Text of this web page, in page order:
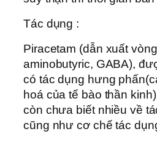
Tác dụng :
Piracetam (dẫn xuất
aminobutyric, GABA),
có tác dụng hưng
hoá của tế bào thần
còn chưa biết nhiều về
cũng như cơ chế tác